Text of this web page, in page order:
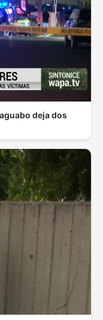
deja dos